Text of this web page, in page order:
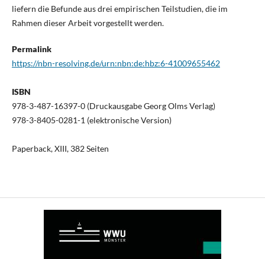
liefern die Befunde aus drei empirischen Teilstudien, die im
Rahmen dieser Arbeit vorgestellt werden.
Permalink
https://nbn-resolving.de/urn:nbn:de:hbz:6-41009655462
ISBN
978-3-487-16397-0 (Druckausgabe Georg Olms Verlag)
978-3-8405-0281-1 (elektronische Version)
Paperback, XIII, 382 Seiten